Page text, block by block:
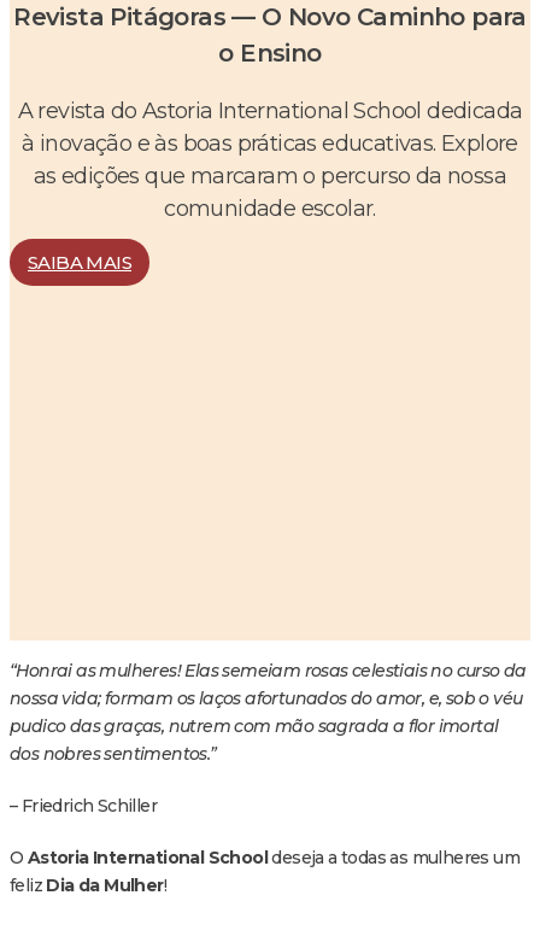
Revista Pitágoras — O Novo Caminho para
o Ensino
A revista do Astoria International School dedicada
à inovação e às boas práticas educativas. Explore
as edições que marcaram o percurso da nossa
comunidade escolar.
SAIBA MAIS
“Honrai as mulheres! Elas semeiam rosas celestiais no curso da
nossa vida; formam os laços afortunados do amor, e, sob o véu
pudico das graças, nutrem com mão sagrada a flor imortal
dos nobres sentimentos.”
– Friedrich Schiller
O Astoria International Schooldeseja a todas as mulheres um
feliz Dia da Mulher!